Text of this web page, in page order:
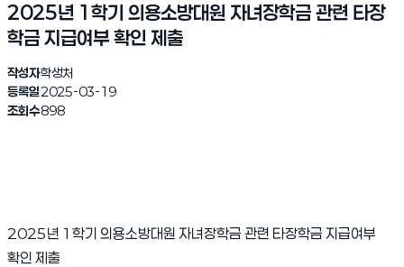
2025년 1학기 의용소방대원 자녀장학금 관련 타장
학금 지급여부 확인 제출
작성자학생처
등록일2025-03-19
조회수898
2025년 1학기 의용소방대원 자녀장학금 관련 타장학금 지급여부
확인 제출